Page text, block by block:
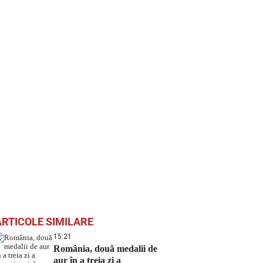
SIMILARE
15:21
România, două medalii de
aur în a treia zi a